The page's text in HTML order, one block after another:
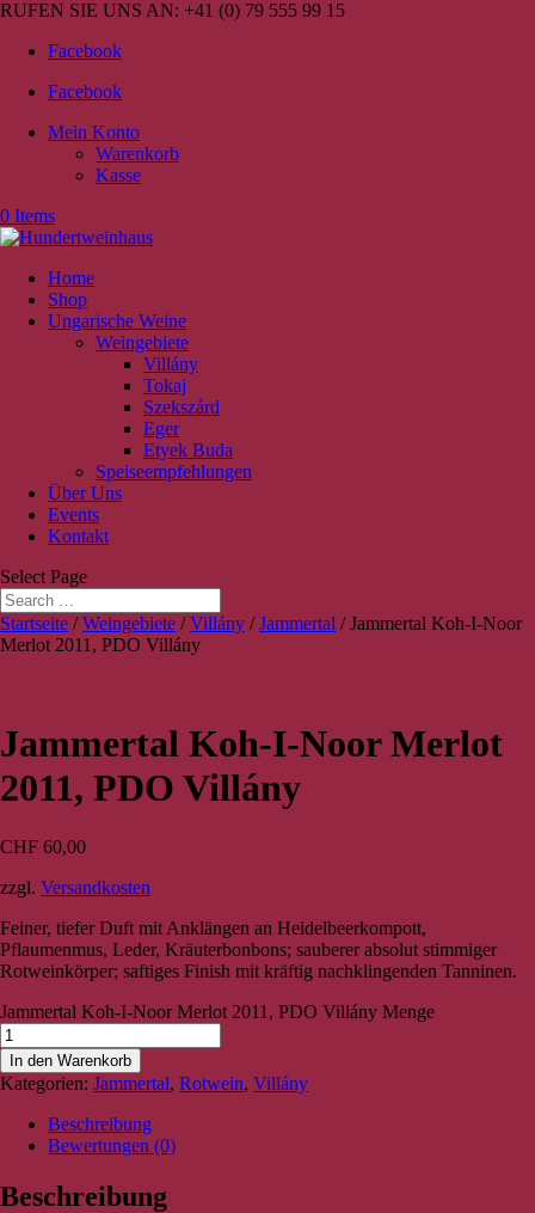
RUFEN SIE UNS AN: +41 (0) 79 555 99 15
Facebook
Facebook
Mein Konto
Warenkorb
Kasse
0 Items
Home
Shop
Ungarische Weine
Weingebiete
Villány
Tokaj
Szekszárd
Eger
Etyek Buda
Speiseempfehlungen
Über Uns
Events
Kontakt
Select Page
Startseite /Weingebiete /Villány /Jammertal / Jammertal Koh-I-Noor
Merlot 2011, PDO Villány
Jammertal Koh-I-Noor Merlot
2011, PDO Villány
CHF 60,00
zzgl. Versandkosten
Feiner, tiefer Duft mit Anklängen an Heidelbeerkompott,
Pflaumenmus, Leder, Kräuterbonbons; sauberer absolut stimmiger
Rotweinkörper; saftiges Finish mit kräftig nachklingenden Tanninen.
Jammertal Koh-I-Noor Merlot 2011, PDO Villány Menge
In den Warenkorb
Kategorien: Jammertal, Rotwein, Villány
Beschreibung
Bewertungen (0)
Beschreibung